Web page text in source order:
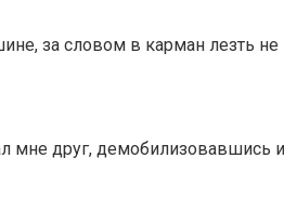
за словом в карман лезть не
мне друг, демобилизовавшись